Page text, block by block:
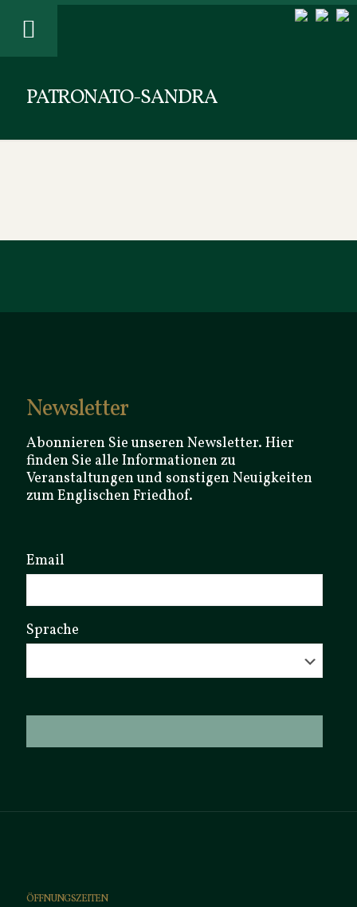
PATRONATO-SANDRA
Newsletter
Abonnieren Sie unseren Newsletter. Hier
finden Sie alle Informationen zu
Veranstaltungen und sonstigen Neuigkeiten
zum Englischen Friedhof.
Email
Sprache
ÖFFNUNGSZEITEN